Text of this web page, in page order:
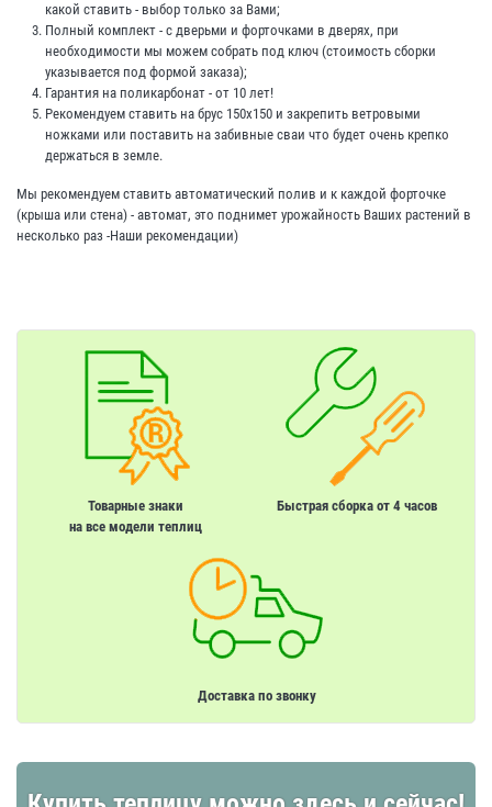
какой ставить - выбор только за Вами;
Полный комплект - с дверьми и форточками в дверях, при
необходимости мы можем собрать под ключ (стоимость сборки
указывается под формой заказа);
Гарантия на поликарбонат - от 10 лет!
Рекомендуем ставить на брус 150х150 и закрепить ветровыми
ножками или поставить на забивные сваи что будет очень крепко
держаться в земле.
Мы рекомендуем ставить автоматический полив и к каждой форточке
(крыша или стена) - автомат, это поднимет урожайность Ваших растений в
несколько раз -Наши рекомендации)
Товарные знаки
на все модели теплиц
Быстрая сборка от 4 часов
Доставка по звонку